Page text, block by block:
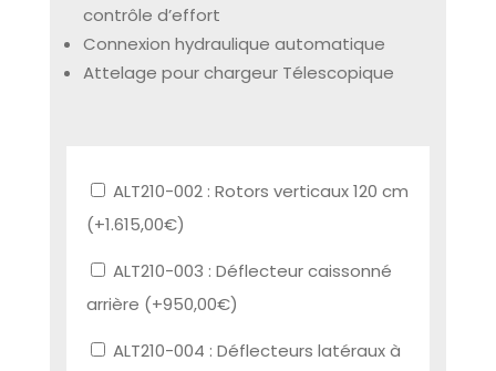
contrôle d’effort
Connexion hydraulique automatique
Attelage pour chargeur Télescopique
ALT210-002 : Rotors verticaux 120 cm
(+1.615,00€)
ALT210-003 : Déflecteur caissonné
arrière (+950,00€)
ALT210-004 : Déflecteurs latéraux à